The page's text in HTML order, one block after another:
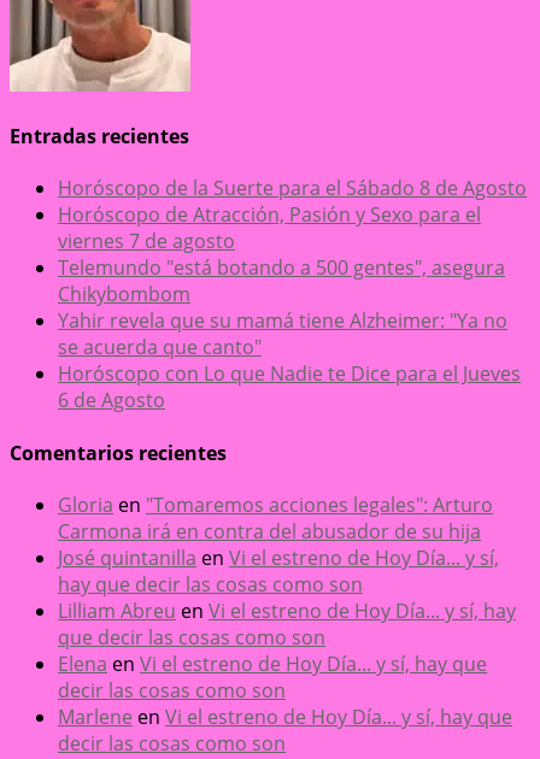
Entradas recientes
Horóscopo de la Suerte para el Sábado 8 de Agosto
Horóscopo de Atracción, Pasión y Sexo para el
viernes 7 de agosto
Telemundo "está botando a 500 gentes", asegura
Chikybombom
Yahir revela que su mamá tiene Alzheimer: "Ya no
se acuerda que canto"
Horóscopo con Lo que Nadie te Dice para el Jueves
6 de Agosto
Comentarios recientes
Gloria en "Tomaremos acciones legales": Arturo
Carmona irá en contra del abusador de su hija
José quintanilla en Vi el estreno de Hoy Día... y sí,
hay que decir las cosas como son
Lilliam Abreu en Vi el estreno de Hoy Día... y sí, hay
que decir las cosas como son
Elena en Vi el estreno de Hoy Día... y sí, hay que
decir las cosas como son
Marlene en Vi el estreno de Hoy Día... y sí, hay que
decir las cosas como son